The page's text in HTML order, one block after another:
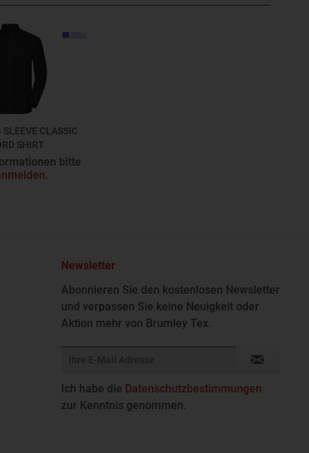
CLASSIC
SHIRT
Z932
bitte
.
Newsletter
Abonnieren Sie den kostenlosen Newsletter
und verpassen Sie keine Neuigkeit oder
Aktion mehr von Brumley Tex.
Ich habe die Datenschutzbestimmungen
zur Kenntnis genommen.